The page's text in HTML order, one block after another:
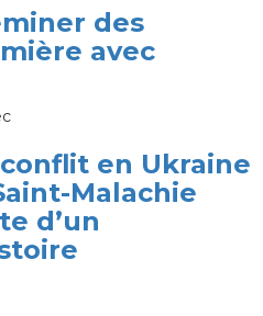
des
avec
en Ukraine
Malachie
d’un